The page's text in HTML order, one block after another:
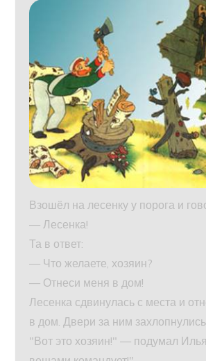
Взошёл на лесенку у порога и
— Лесенка!
Та в ответ:
— Что желаете, хозяин?
— Отнеси меня в дом!
Лесенка сдвинулась с места и
в дом. Двери за ним захлопнулись.
"Вот это хозяин!" — подумал